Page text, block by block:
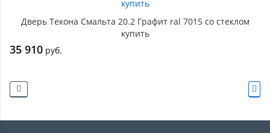
Дверь Текона Смальта 20.2 Графит ral 7015 со стеклом
купить
35 910 руб.